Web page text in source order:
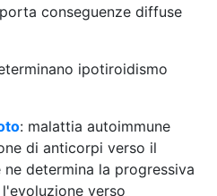
conseguenze diffuse
ipotiroidismo
: malattia autoimmune
di anticorpi verso il
determina la progressiva
verso